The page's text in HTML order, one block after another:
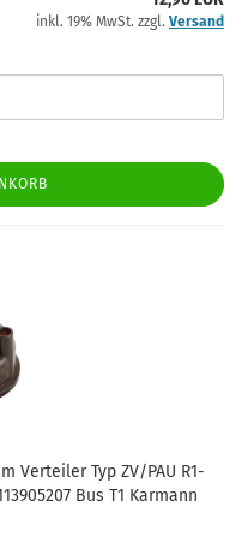
inkl. 19% MwSt. zzgl. Versand
Verteiler Typ ZV/PAU R1-
Bus T1 Karmann